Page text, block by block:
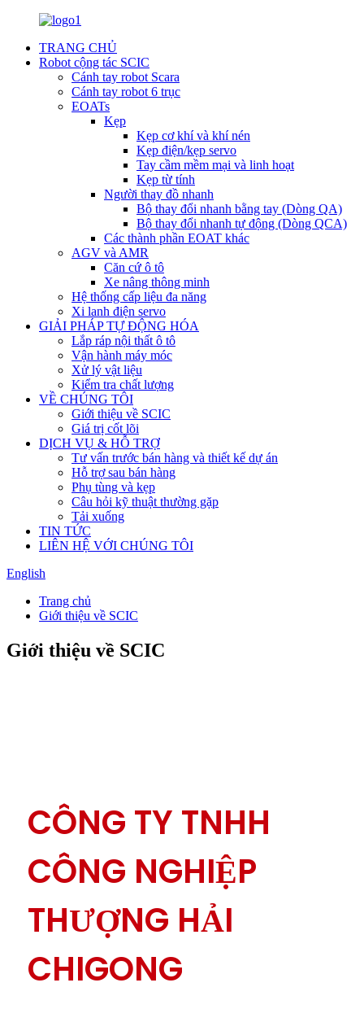
TRANG CHỦ
Robot cộng tác SCIC
Cánh tay robot Scara
Cánh tay robot 6 trục
EOATs
Kẹp
Kẹp cơ khí và khí nén
Kẹp điện/kẹp servo
Tay cầm mềm mại và linh hoạt
Kẹp từ tính
Người thay đồ nhanh
Bộ thay đổi nhanh bằng tay (Dòng QA)
Bộ thay đổi nhanh tự động (Dòng QCA)
Các thành phần EOAT khác
AGV và AMR
Căn cứ ô tô
Xe nâng thông minh
Hệ thống cấp liệu đa năng
Xi lanh điện servo
GIẢI PHÁP TỰ ĐỘNG HÓA
Lắp ráp nội thất ô tô
Vận hành máy móc
Xử lý vật liệu
Kiểm tra chất lượng
VỀ CHÚNG TÔI
Giới thiệu về SCIC
Giá trị cốt lõi
DỊCH VỤ & HỖ TRỢ
Tư vấn trước bán hàng và thiết kế dự án
Hỗ trợ sau bán hàng
Phụ tùng và kẹp
Câu hỏi kỹ thuật thường gặp
Tải xuống
TIN TỨC
LIÊN HỆ VỚI CHÚNG TÔI
English
Trang chủ
Giới thiệu về SCIC
Giới thiệu về SCIC
CÔNG TY TNHH
CÔNG NGHIỆP
THƯỢNG HẢI
CHIGONG